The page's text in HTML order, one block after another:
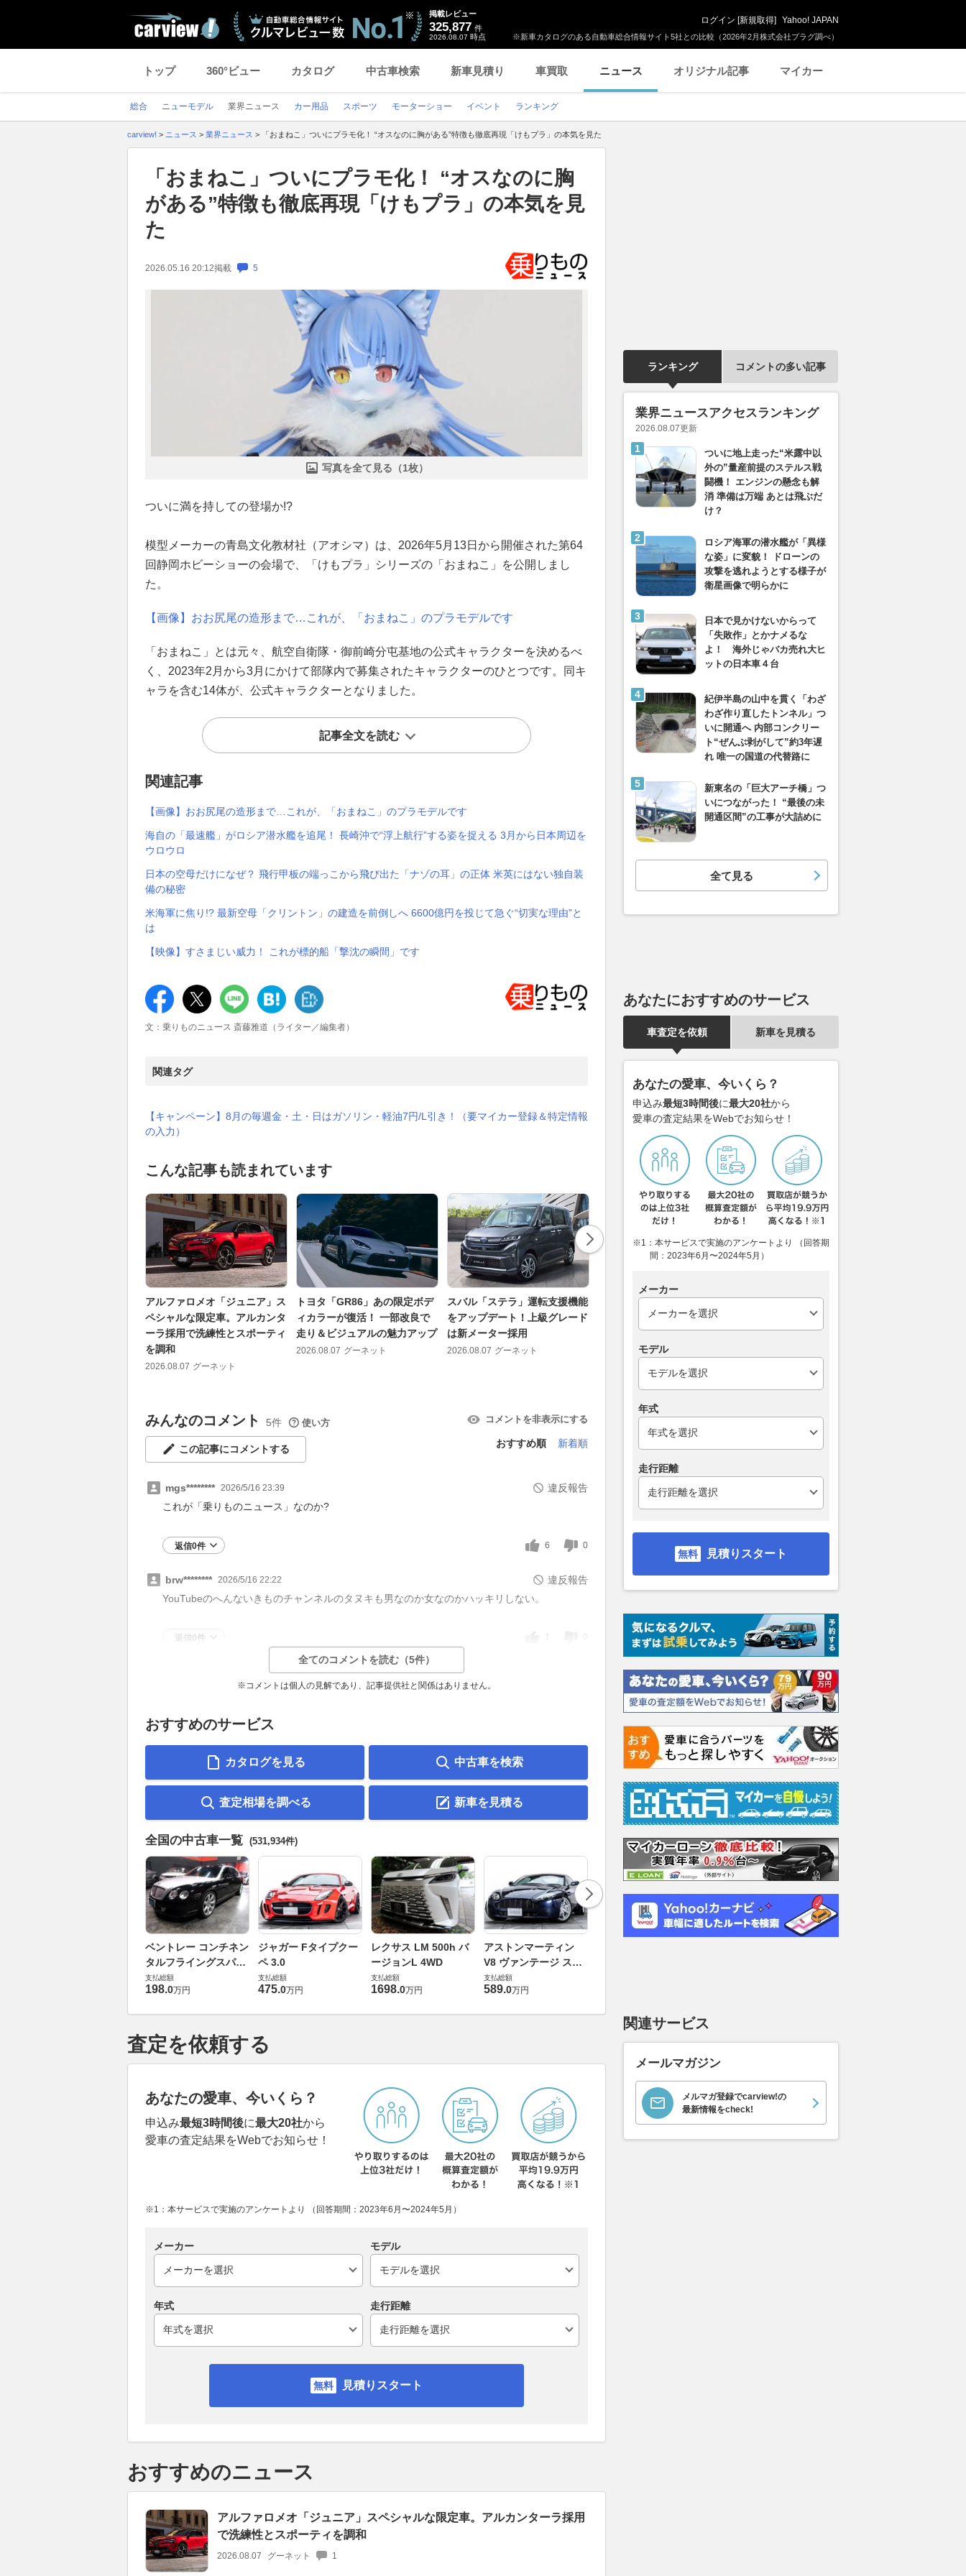
※新車カタログのある自動車総合情報サイト5社との比較（2026年2月株式会社プラグ調べ）
掲載レビュー
325,877 件
2026.08.07 時点
ログイン [新規取得] Yahoo! JAPAN
トップ 360°ビュー カタログ 中古車検索 新車見積り 車買取 ニュース オリジナル記事 マイカー
総合 ニューモデル 業界ニュース カー用品 スポーツ モーターショー イベント ランキング
carview! > ニュース > 業界ニュース > 「おまねこ」ついにプラモ化！ “オスなのに胸がある”特徴も徹底再現「けもプラ」の本気を見た
「おまねこ」ついにプラモ化！ “オスなのに胸
がある”特徴も徹底再現「けもプラ」の本気を見
た
2026.05.16 20:12掲載 5
写真を全て見る（1枚）
ついに満を持しての登場か!?
模型メーカーの青島文化教材社（アオシマ）は、2026年5月13日から開催された第64
回静岡ホビーショーの会場で、「けもプラ」シリーズの「おまねこ」を公開しまし
た。
【画像】おお尻尾の造形まで…これが、「おまねこ」のプラモデルです
「おまねこ」とは元々、航空自衛隊・御前崎分屯基地の公式キャラクターを決めるべ
く、2023年2月から3月にかけて部隊内で募集されたキャラクターのひとつです。同キ
ャラを含む14体が、公式キャラクターとなりました。
記事全文を読む
関連記事
【画像】おお尻尾の造形まで…これが、「おまねこ」のプラモデルです
海自の「最速艦」がロシア潜水艦を追尾！ 長崎沖で“浮上航行”する姿を捉える 3月から日本周辺を
ウロウロ
日本の空母だけになぜ？ 飛行甲板の端っこから飛び出た「ナゾの耳」の正体 米英にはない独自装
備の秘密
米海軍に焦り!? 最新空母「クリントン」の建造を前倒しへ 6600億円を投じて急ぐ“切実な理由”と
は
【映像】すさまじい威力！ これが標的船「撃沈の瞬間」です
文：乗りものニュース 斎藤雅道（ライター／編集者）
関連タグ
【キャンペーン】8月の毎週金・土・日はガソリン・軽油7円/L引き！（要マイカー登録＆特定情報
の入力）
こんな記事も読まれています
アルファロメオ「ジュニア」ス
ペシャルな限定車。アルカンタ
ーラ採用で洗練性とスポーティ
を調和
2026.08.07 グーネット
トヨタ「GR86」あの限定ボデ
ィカラーが復活！ 一部改良で
走り＆ビジュアルの魅力アップ
2026.08.07 グーネット
スバル「ステラ」運転支援機能
をアップデート！上級グレード
は新メーター採用
2026.08.07 グーネット
「フルサイズパジェロ」に続
き、エクスフォース骨格活用し
た「パジェロミニ（仮）」も復
夏ドライブをクールダウン！ク
ルマと卓上で使える1台2役の新
ヘッドレストファン
みんなのコメント 5件 使い方 コメントを非表示にする
この記事にコメントする
おすすめ順 新着順
mgs******** 2026/5/16 23:39
違反報告
これが「乗りものニュース」なのか?
返信0件 6 0
brw******** 2026/5/16 22:22
違反報告
YouTubeのへんないきものチャンネルのタヌキも男なのか女なのかハッキリしない。
返信0件 1
全てのコメントを読む（5件）
※コメントは個人の見解であり、記事提供社と関係はありません。
おすすめのサービス
カタログを見る 中古車を検索
査定相場を調べる 新車を見積る
全国の中古車一覧 (531,934件)
ベントレー コンチネン
タルフライングスパー
6.0 4WD
支払総額
198.0万円
ジャガー Fタイプクー
ペ 3.0
支払総額
475.0万円
レクサス LM 500h バ
ージョンL 4WD
支払総額
1698.0万円
アストンマーティン
V8 ヴァンテージ スポ
ーツシフト
支払総額
589.0万円
査定を依頼する
あなたの愛車、今いくら？
申込み最短3時間後に最大20社から
愛車の査定結果をWebでお知らせ！
※1：本サービスで実施のアンケートより （回答期間：2023年6月〜2024年5月）
メーカー モデル
年式 走行距離
見積りスタート
おすすめのニュース
アルファロメオ「ジュニア」スペシャルな限定車。アルカンターラ採用
で洗練性とスポーティを調和
2026.08.07 グーネット 1
ランキング コメントの多い記事
業界ニュースアクセスランキング
2026.08.07更新
ついに地上走った“米露中以
外の”量産前提のステルス戦
闘機！ エンジンの懸念も解
消 準備は万端 あとは飛ぶだ
け？
ロシア海軍の潜水艦が「異様
な姿」に変貌！ ドローンの
攻撃を逃れようとする様子が
衛星画像で明らかに
日本で見かけないからって
「失敗作」とかナメるな
よ！ 海外じゃバカ売れ大ヒ
ットの日本車４台
紀伊半島の山中を貫く「わざ
わざ作り直したトンネル」つ
いに開通へ 内部コンクリー
ト“ぜんぶ剥がして”約3年遅
れ 唯一の国道の代替路に
新東名の「巨大アーチ橋」つ
いにつながった！ “最後の未
開通区間”の工事が大詰めに
全て見る
あなたにおすすめのサービス
車査定を依頼 新車を見積る
あなたの愛車、今いくら？
申込み最短3時間後に最大20社から
愛車の査定結果をWebでお知らせ！
※1：本サービスで実施のアンケートより （回答期
間：2023年6月〜2024年5月）
メーカー
モデル
年式
走行距離
見積りスタート
関連サービス
メールマガジン
メルマガ登録でcarview!の
最新情報をcheck!